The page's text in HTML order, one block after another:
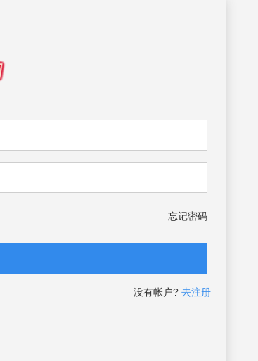
忘记密码
没有帐户? 去注册